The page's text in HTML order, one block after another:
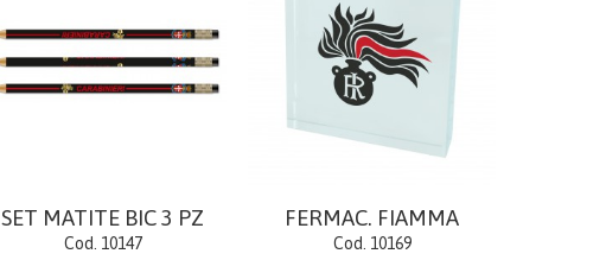
SET MATITE BIC 3 PZ
Cod. 10147
FERMAC. FIAMMA
Cod. 10169